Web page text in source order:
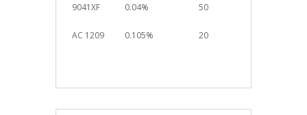
9041XF 0.04% 50
AC 1209 0.105% 20